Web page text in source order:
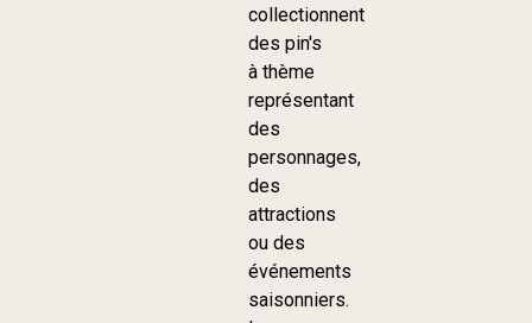
collectionnent
des pin's
à thème
représentant
des
personnages,
des
attractions
ou des
événements
saisonniers.